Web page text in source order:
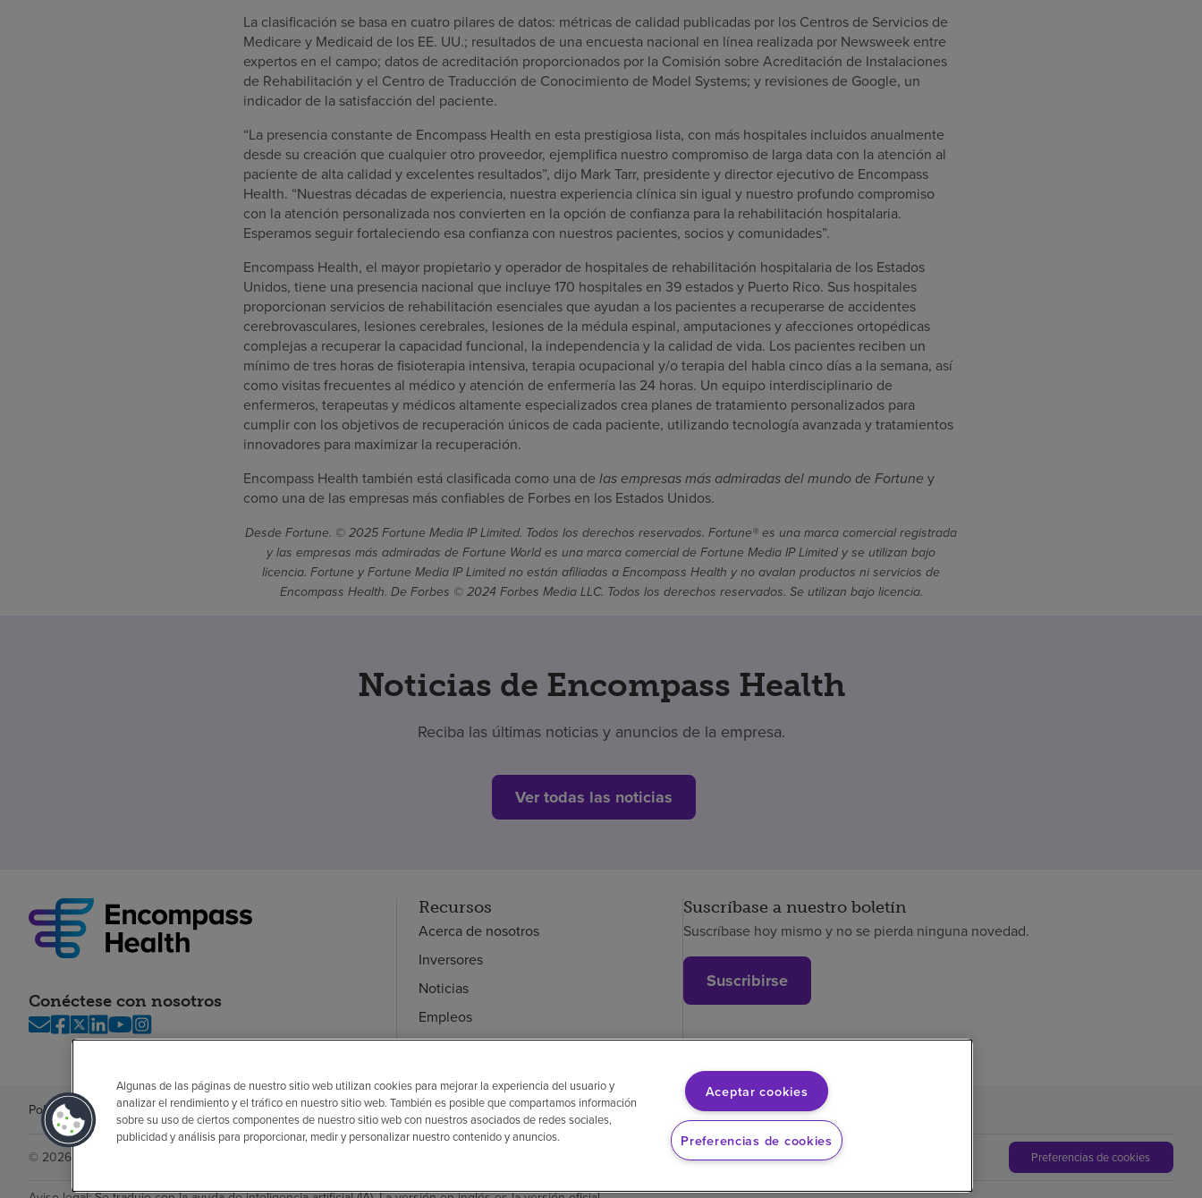
La clasificación se basa en cuatro pilares de datos: métricas de calidad publicadas por los Centros de Servicios de
Medicare y Medicaid de los EE. UU.; resultados de una encuesta nacional en línea realizada por Newsweek entre
expertos en el campo; datos de acreditación proporcionados por la Comisión sobre Acreditación de Instalaciones
de Rehabilitación y el Centro de Traducción de Conocimiento de Model Systems; y revisiones de Google, un
indicador de la satisfacción del paciente.
“La presencia constante de Encompass Health en esta prestigiosa lista, con más hospitales incluidos anualmente
desde su creación que cualquier otro proveedor, ejemplifica nuestro compromiso de larga data con la atención al
paciente de alta calidad y excelentes resultados”, dijo Mark Tarr, presidente y director ejecutivo de Encompass
Health. “Nuestras décadas de experiencia, nuestra experiencia clínica sin igual y nuestro profundo compromiso
con la atención personalizada nos convierten en la opción de confianza para la rehabilitación hospitalaria.
Esperamos seguir fortaleciendo esa confianza con nuestros pacientes, socios y comunidades”.
Encompass Health, el mayor propietario y operador de hospitales de rehabilitación hospitalaria de los Estados
Unidos, tiene una presencia nacional que incluye 170 hospitales en 39 estados y Puerto Rico. Sus hospitales
proporcionan servicios de rehabilitación esenciales que ayudan a los pacientes a recuperarse de accidentes
cerebrovasculares, lesiones cerebrales, lesiones de la médula espinal, amputaciones y afecciones ortopédicas
complejas a recuperar la capacidad funcional, la independencia y la calidad de vida. Los pacientes reciben un
mínimo de tres horas de fisioterapia intensiva, terapia ocupacional y/o terapia del habla cinco días a la semana, así
como visitas frecuentes al médico y atención de enfermería las 24 horas. Un equipo interdisciplinario de
enfermeros, terapeutas y médicos altamente especializados crea planes de tratamiento personalizados para
cumplir con los objetivos de recuperación únicos de cada paciente, utilizando tecnología avanzada y tratamientos
innovadores para maximizar la recuperación.
Encompass Health también está clasificada como una de las empresas más admiradas del mundo de Fortune y
como una de las empresas más confiables de Forbes en los Estados Unidos.
Desde Fortune. © 2025 Fortune Media IP Limited. Todos los derechos reservados. Fortune® es una marca comercial registrada
y las empresas más admiradas de Fortune World es una marca comercial de Fortune Media IP Limited y se utilizan bajo
licencia. Fortune y Fortune Media IP Limited no están afiliadas a Encompass Health y no avalan productos ni servicios de
Encompass Health. De Forbes © 2024 Forbes Media LLC. Todos los derechos reservados. Se utilizan bajo licencia.
Noticias de Encompass Health
Reciba las últimas noticias y anuncios de la empresa.
Ver todas las noticias
Conéctese con nosotros
Recursos
Acerca de nosotros
Inversores
Noticias
Empleos
Empleados
Suscríbase a nuestro boletín
Suscríbase hoy mismo y no se pierda ninguna novedad.
Suscribirse
Política de privacidadLegalSin sorpresas AccesibilidadSi no habla inglésAviso de no discriminaciónCumplimiento de los proveedores
© 2026 Encompass Health Corporation Preferencias de cookies
Algunas de las páginas de nuestro sitio web utilizan cookies para mejorar la experiencia del usuario y
analizar el rendimiento y el tráfico en nuestro sitio web. También es posible que compartamos información
sobre su uso de ciertos componentes de nuestro sitio web con nuestros asociados de redes sociales,
publicidad y análisis para proporcionar, medir y personalizar nuestro contenido y anuncios.
Aceptar cookies
Preferencias de cookies